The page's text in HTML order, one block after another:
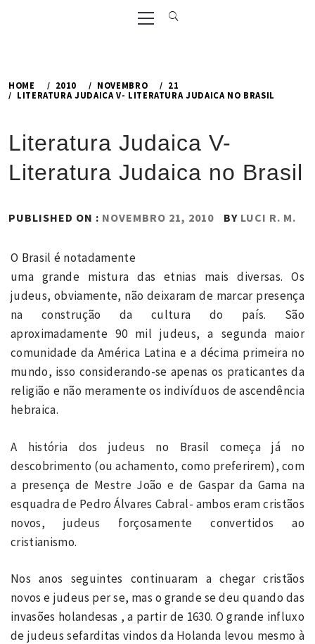
Primary
Menu
HOME 2010 NOVEMBRO
21
LITERATURA JUDAICA V- LITERATURA JUDAICA NO BRASIL
Literatura Judaica V-
Literatura Judaica no Brasil
PUBLISHED ON : NOVEMBRO 21, 2010 BY LUCI R. M.
O Brasil é notadamente
uma grande mistura das etnias mais diversas. Os
judeus, obviamente, não deixaram de marcar presença
na construção da cultura do país. São
aproximadamente 90 mil judeus, a segunda maior
comunidade da América Latina e a décima primeira no
mundo, isso considerando-se apenas os praticantes da
religião e não meramente os indivíduos de ascendência
hebraica.
A história dos judeus no Brasil começa já no
descobrimento (ou achamento, como preferirem), com
a presença de Mestre João e de Gaspar da Gama na
esquadra de Pedro Álvares Cabral- ambos eram cristãos
novos, judeus forçosamente convertidos ao
cristianismo.
Nos anos seguintes continuaram a chegar cristãos
novos e judeus per se, mas o grande se deu quando das
invasões holandesas , a partir de 1630. O grande influxo
de judeus sefarditas vindos da Holanda levou mesmo à